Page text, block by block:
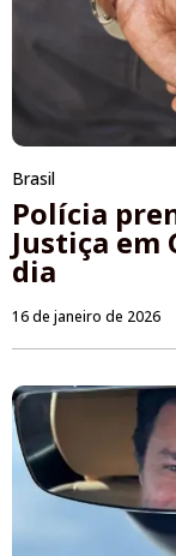
Brasil
Polícia
Justiça em
dia
16 de janeiro de 2026